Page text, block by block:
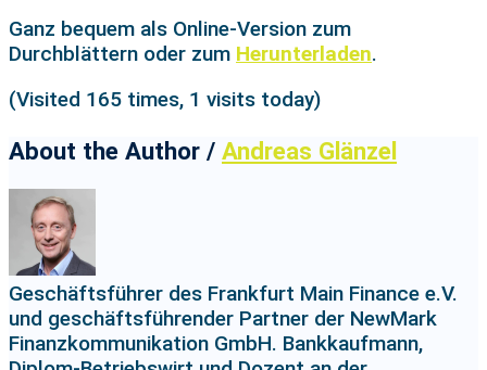
Ganz bequem als Online-Version zum
Durchblättern oder zum Herunterladen.
(Visited 165 times, 1 visits today)
About the Author / Andreas Glänzel
Geschäftsführer des Frankfurt Main Finance e.V.
und geschäftsführender Partner der NewMark
Finanzkommunikation GmbH. Bankkaufmann,